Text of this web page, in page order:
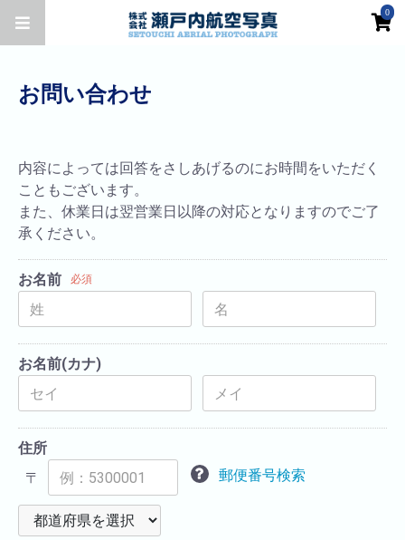
0
お問い合わせ
内容によっては回答をさしあげるのにお時間をいただく
こともございます。
また、休業日は翌営業日以降の対応となりますのでご了
承ください。
お名前 必須
お名前(カナ)
住所
〒
郵便番号検索